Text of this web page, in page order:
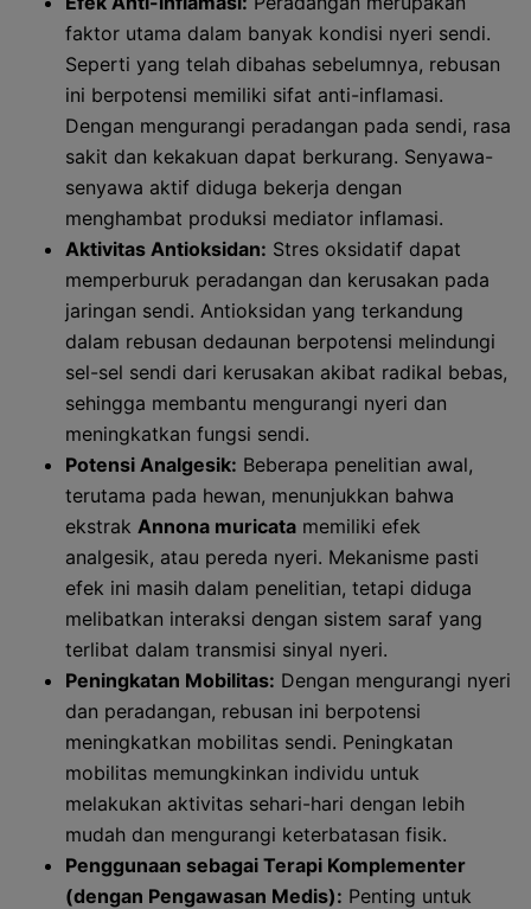
faktor utama dalam banyak kondisi nyeri sendi.
Seperti yang telah dibahas sebelumnya, rebusan
ini berpotensi memiliki sifat anti-inflamasi.
Dengan mengurangi peradangan pada sendi, rasa
sakit dan kekakuan dapat berkurang. Senyawa-
senyawa aktif diduga bekerja dengan
menghambat produksi mediator inflamasi.
Aktivitas Antioksidan: Stres oksidatif dapat
memperburuk peradangan dan kerusakan pada
jaringan sendi. Antioksidan yang terkandung
dalam rebusan dedaunan berpotensi melindungi
sel-sel sendi dari kerusakan akibat radikal bebas,
sehingga membantu mengurangi nyeri dan
meningkatkan fungsi sendi.
Potensi Analgesik: Beberapa penelitian awal,
terutama pada hewan, menunjukkan bahwa
ekstrak Annona muricata memiliki efek
analgesik, atau pereda nyeri. Mekanisme pasti
efek ini masih dalam penelitian, tetapi diduga
melibatkan interaksi dengan sistem saraf yang
terlibat dalam transmisi sinyal nyeri.
Peningkatan Mobilitas: Dengan mengurangi nyeri
dan peradangan, rebusan ini berpotensi
meningkatkan mobilitas sendi. Peningkatan
mobilitas memungkinkan individu untuk
melakukan aktivitas sehari-hari dengan lebih
mudah dan mengurangi keterbatasan fisik.
Penggunaan sebagai Terapi Komplementer
(dengan Pengawasan Medis): Penting untuk